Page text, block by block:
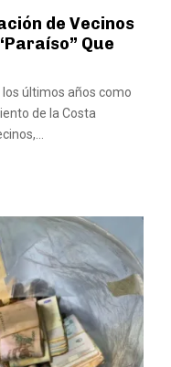
de Vecinos
Que
últimos años como
de la Costa